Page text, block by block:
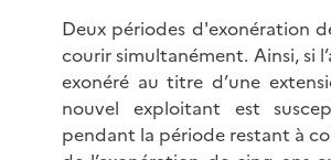
Deux périodes d'exonération
courir simultanément. Ainsi, si
exonéré au titre d’une
nouvel exploitant est
pendant la période restant à